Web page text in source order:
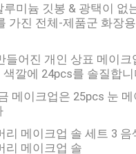
루미늄 깃봉 & 광택이 없
가진 전체-제품군 화장
들어진 개인 상표 메이크
색깔에 24pcs를 솔질합
메이크업은 25pcs 눈 메
리 메이크업 솔 세트 3 음
리 메이크업 솔